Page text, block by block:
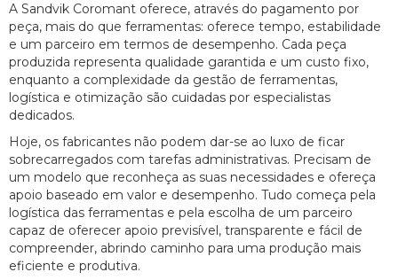
A Sandvik Coromant oferece, através do pagamento por
peça, mais do que ferramentas: oferece tempo, estabilidade
e um parceiro em termos de desempenho. Cada peça
produzida representa qualidade garantida e um custo fixo,
enquanto a complexidade da gestão de ferramentas,
logística e otimização são cuidadas por especialistas
dedicados.
Hoje, os fabricantes não podem dar-se ao luxo de ficar
sobrecarregados com tarefas administrativas. Precisam de
um modelo que reconheça as suas necessidades e ofereça
apoio baseado em valor e desempenho. Tudo começa pela
logística das ferramentas e pela escolha de um parceiro
capaz de oferecer apoio previsível, transparente e fácil de
compreender, abrindo caminho para uma produção mais
eficiente e produtiva.